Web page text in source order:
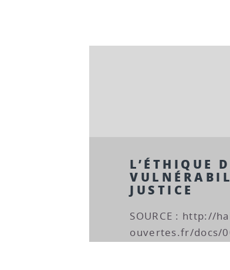
L’ÉTHIQUE
JUSTICE
SOURCE : http://
ouvertes.fr/docs/